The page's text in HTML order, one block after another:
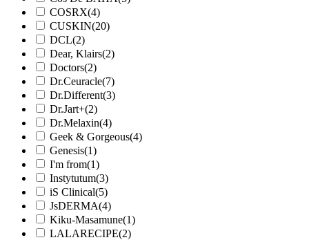
COSRX(4)
CUSKIN(20)
DCL(2)
Dear, Klairs(2)
Doctors(2)
Dr.Ceuracle(7)
Dr.Different(3)
Dr.Jart+(2)
Dr.Melaxin(4)
Geek & Gorgeous(4)
Genesis(1)
I'm from(1)
Instytutum(3)
iS Clinical(5)
JsDERMA(4)
Kiku-Masamune(1)
LALARECIPE(2)